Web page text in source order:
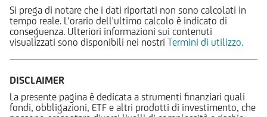
Si prega di notare che i dati riportati non sono calcolati in
tempo reale. L'orario dell'ultimo calcolo è indicato di
conseguenza. Ulteriori informazioni sui contenuti
visualizzati sono disponibili nei nostri Termini di utilizzo.
DISCLAIMER
La presente pagina è dedicata a strumenti finanziari quali
fondi, obbligazioni, ETF e altri prodotti di investimento, che